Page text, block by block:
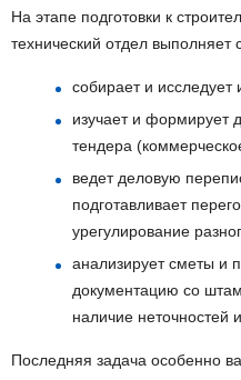
На этапе подготовки к
технический отдел
собирает и
изучает и формирует
тендера
ведет деловую
подготавливает
урегулирование
анализирует сметы и
документацию со
наличие неточностей
Последняя задача особенно